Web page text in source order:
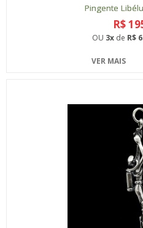
Pingente
R$
OU 3x de R$
VER MAIS